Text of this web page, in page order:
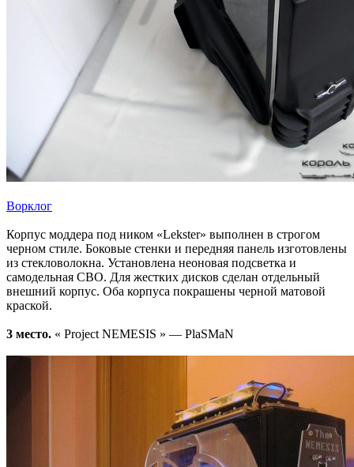
Ворклог
Корпус моддера под ником «Lekster» выполнен в строгом
черном стиле. Боковые стенки и передняя панель изготовлены
из стекловолокна. Установлена неоновая подсветка и
самодельная СВО. Для жестких дисков сделан отдельный
внешний корпус. Оба корпуса покрашены черной матовой
краской.
3 место. « Project NEMESIS » — PlaSMaN